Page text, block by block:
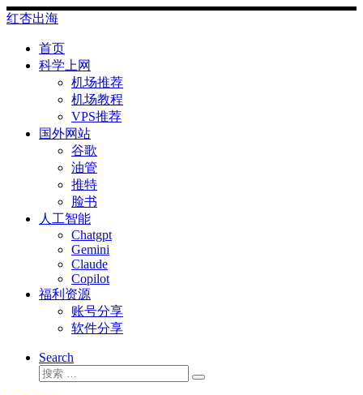
Skip
to
content
红杏出海
首页
科学上网
机场推荐
机场教程
VPS推荐
国外网站
谷歌
油管
推特
脸书
人工智能
Chatgpt
‎Gemini
Claude
Copilot
福利资源
账号分享
软件分享
Search
搜
搜